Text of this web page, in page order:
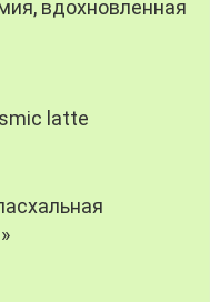
вдохновленная
latte